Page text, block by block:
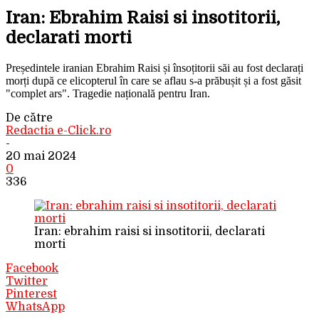
Iran: Ebrahim Raisi si insotitorii,
declarati morti
Președintele iranian Ebrahim Raisi și însoțitorii săi au fost declarați
morți după ce elicopterul în care se aflau s-a prăbușit și a fost găsit
"complet ars". Tragedie națională pentru Iran.
De către
Redactia e-Click.ro
-
20 mai 2024
0
336
Iran: ebrahim raisi si insotitorii, declarati
morti
Facebook
Twitter
Pinterest
WhatsApp